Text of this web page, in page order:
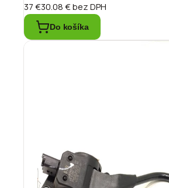
37 €30.08 €bez DPH
Do košíka